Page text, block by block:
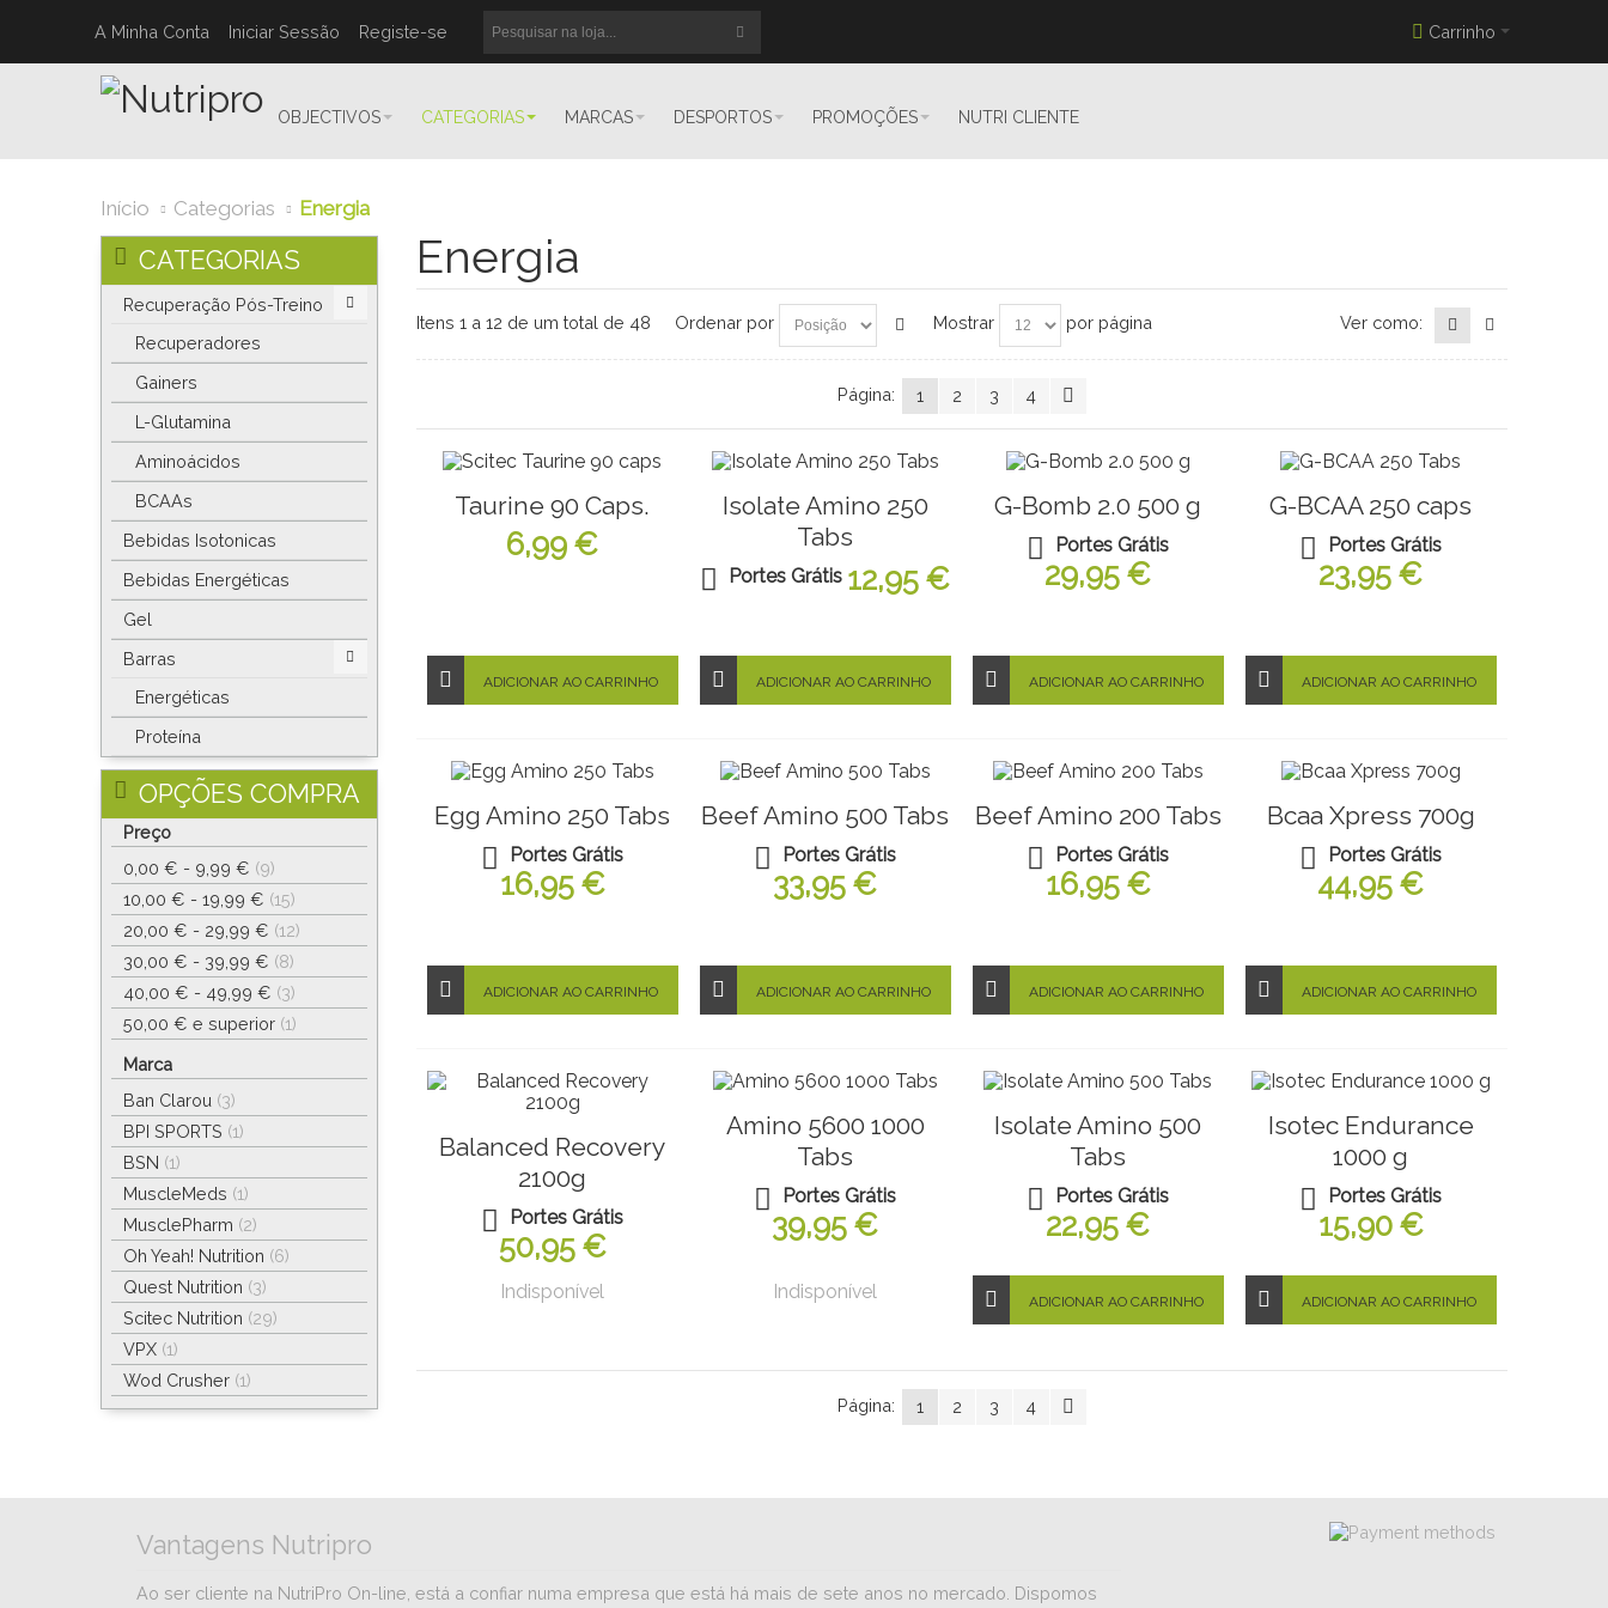
A Minha Conta Iniciar Sessão Registe-se Carrinho
OBJECTIVOS CATEGORIAS MARCAS DESPORTOS PROMOÇÕES NUTRI CLIENTE
Início Categorias Energia
Energia
Itens 1 a 12 de um total de 48 Ordenar por Mostrar por página Ver como:
Página: 1 2 3 4
Taurine 90 Caps.
6,99 €
ADICIONAR AO CARRINHO
Isolate Amino 250
Tabs
Portes Grátis 12,95 €
ADICIONAR AO CARRINHO
G-Bomb 2.0 500 g
Portes Grátis
29,95 €
ADICIONAR AO CARRINHO
G-BCAA 250 caps
Portes Grátis
23,95 €
ADICIONAR AO CARRINHO
Egg Amino 250 Tabs
Portes Grátis
16,95 €
ADICIONAR AO CARRINHO
Beef Amino 500 Tabs
Portes Grátis
33,95 €
ADICIONAR AO CARRINHO
Beef Amino 200 Tabs
Portes Grátis
16,95 €
ADICIONAR AO CARRINHO
Bcaa Xpress 700g
Portes Grátis
44,95 €
ADICIONAR AO CARRINHO
Balanced Recovery
2100g
Portes Grátis
50,95 €
Indisponível
Amino 5600 1000
Tabs
Portes Grátis
39,95 €
Indisponível
Isolate Amino 500
Tabs
Portes Grátis
22,95 €
ADICIONAR AO CARRINHO
Isotec Endurance
1000 g
Portes Grátis
15,90 €
ADICIONAR AO CARRINHO
Página: 1 2 3 4
CATEGORIAS
Recuperação Pós-Treino
Recuperadores
Gainers
L-Glutamina
Aminoácidos
BCAAs
Bebidas Isotonicas
Bebidas Energéticas
Gel
Barras
Energéticas
Proteína
OPÇÕES COMPRA
Preço
0,00 € - 9,99 € (9)
10,00 € - 19,99 € (15)
20,00 € - 29,99 € (12)
30,00 € - 39,99 € (8)
40,00 € - 49,99 € (3)
50,00 € e superior (1)
Marca
Ban Clarou (3)
BPI SPORTS (1)
BSN (1)
MuscleMeds (1)
MusclePharm (2)
Oh Yeah! Nutrition (6)
Quest Nutrition (3)
Scitec Nutrition (29)
VPX (1)
Wod Crusher (1)
Vantagens Nutripro
Ao ser cliente na NutriPro On-line, está a confiar numa empresa que está há mais de sete anos no mercado. Dispomos